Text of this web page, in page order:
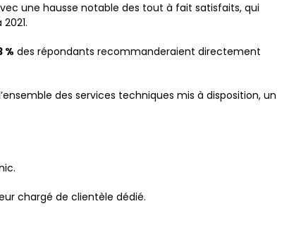
une hausse notable des tout à fait satisfaits, qui
% des répondants recommanderaient directement
des services techniques mis à disposition, un
chargé de clientèle dédié.